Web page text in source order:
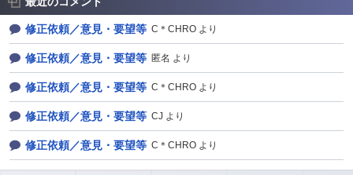
修正依頼／意見・要望等 C＊CHRO より
修正依頼／意見・要望等 匿名 より
修正依頼／意見・要望等 C＊CHRO より
修正依頼／意見・要望等 CJ より
修正依頼／意見・要望等 C＊CHRO より